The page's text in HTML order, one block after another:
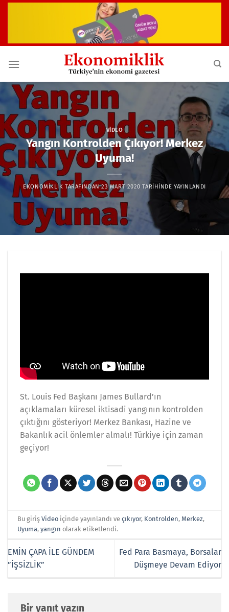
VIDEO
Yangın Kontrolden Çıkıyor! Merkez
Uyuma!
EKONOMIKLIK TARAFINDAN 23 MART 2020 TARIHINDE YAYINLANDI
St. Louis Fed Başkanı James Bullard’ın
açıklamaları küresel iktisadi yangının kontrolden
çıktığını gösteriyor! Merkez Bankası, Hazine ve
Bakanlık acil önlemler almalı! Türkiye için zaman
geçiyor!
Bu girişVideo içinde yayınlandı veçıkıyor, Kontrolden,Merkez,
Uyuma,yangın olarak etiketlendi.
EMİN ÇAPA İLE GÜNDEM
”İŞSİZLİK”
Fed Para Basmaya, Borsalar
Düşmeye Devam Ediyor
Bir yanıt yazın